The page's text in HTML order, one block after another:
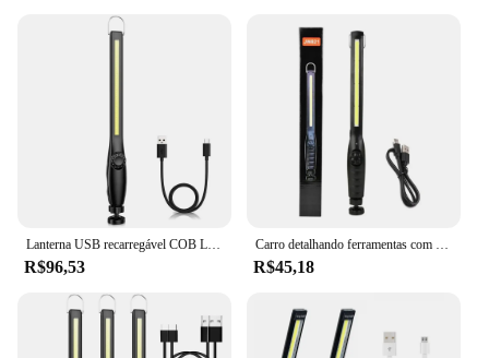
Lanterna USB recarregável COB LED, Luz de trabalho magnética, Lanterna portátil poderosa, Construído em bateria, Lâmpada de tocha de acampamento, 3000mAh
R$96,53
Carro detalhando ferramentas com aperto magnético, Auto Repair Working Lights, lâmpada de acabamento de pintura, Scan Swirl, multifunções, 1PC
R$45,18